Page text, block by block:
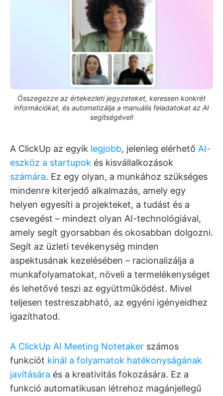
Összegezze az értekezleti jegyzeteket, keressen konkrét
információkat, és automatizálja a manuális feladatokat az AI
segítségével!
A ClickUp az egyik legjobb, jelenleg elérhető AI-
eszköz a startupok és kisvállalkozások
számára. Ez egy olyan, a munkához szükséges
mindenre kiterjedő alkalmazás, amely egy
helyen egyesíti a projekteket, a tudást és a
csevegést – mindezt olyan AI-technológiával,
amely segít gyorsabban és okosabban dolgozni.
Segít az üzleti tevékenység minden
aspektusának kezelésében – racionalizálja a
munkafolyamatokat, növeli a termelékenységet
és lehetővé teszi az együttműködést. Mivel
teljesen testreszabható, az egyéni igényeidhez
igazíthatod.
A ClickUp AI Meeting Notetaker számos
funkciót kínál a folyamatok hatékonyságának
javítására és a kreativitás fokozására. Ez a
funkció automatikusan létrehoz magánjellegű